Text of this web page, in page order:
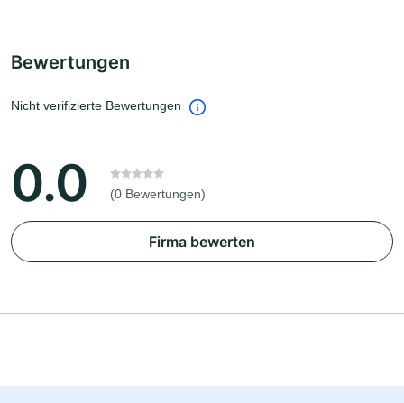
Bewertungen
Nicht verifizierte Bewertungen
0.0 (0 Bewertungen)
Firma bewerten